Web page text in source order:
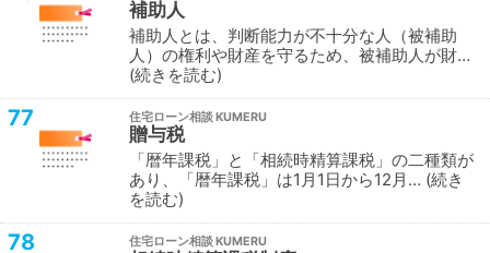
補助人
補助人とは、判断能力が不十分な人（被補助
人）の権利や財産を守るため、被補助人が財…
続きを読む
77 住宅ローン相談
贈与税
「暦年課税」と「相続時精算課税」の二種類が
あり、「暦年課税」は1月1日から12月… 続き
を読む
78 住宅ローン相談